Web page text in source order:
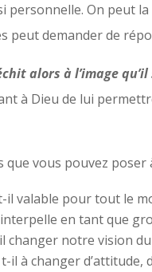
personnelle. On peut
peut demander de
alors à l’image
à Dieu de lui
que vous pouvez poser
il valable pour tout le
en tant que
changer notre vision
il à changer